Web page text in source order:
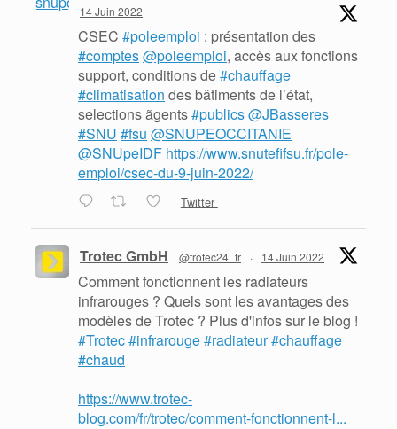
14 Juin 2022
CSEC #poleemploi : présentation des
#comptes@poleemploi, accès aux fonctions
support, conditions de#chauffage
#climatisation des bâtiments de l’état,
selections ãgents#publics@JBasseres
#SNU #fsu @SNUPEOCCITANIE
@SNUpeIDF https://www.snutefifsu.fr/pole-
emploi/csec-du-9-juin-2022/
Twitter
Trotec GmbH @trotec24_fr · 14 Juin 2022
Comment fonctionnent les radiateurs
infrarouges ? Quels sont les avantages des
modèles de Trotec ? Plus d'infos sur le blog !
#Trotec#infrarouge#radiateur#chauffage
#chaud
https://www.trotec-
blog.com/fr/trotec/comment-fonctionnent-l...